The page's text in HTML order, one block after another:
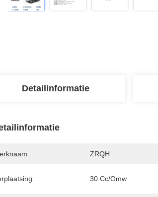
Detailinformatie
ZRQH
30 Cc/omw